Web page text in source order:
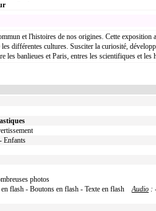
et l'histoires de nos origines. Cette exposition
différentes cultures. Susciter la curiosité,
les banlieues et Paris, entres les scientifiques et les
Enfants
photos
flash - Boutons en flash - Texte en flashAudio :